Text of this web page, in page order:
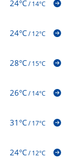
24°C/14°C
24°C/12°C
28°C/15°C
26°C/14°C
31°C/17°C
24°C/12°C